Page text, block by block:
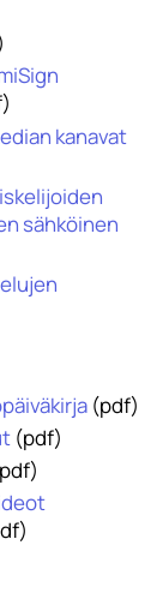
kanavat
sähköinen
(pdf)
(pdf)